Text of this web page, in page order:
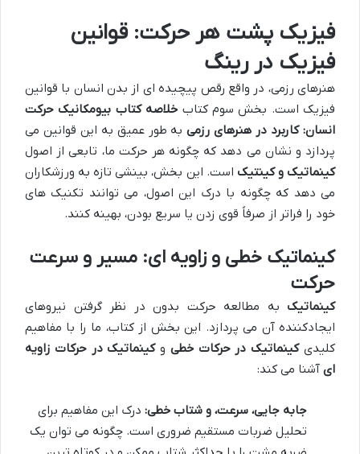
فیزیک پشت هر حرکت: قوانین
فیزیک در رینگ
هنرهای رزمی، در واقع رقص پیچیده ای از بدن انسان با قوانین
فیزیک است. بخش سوم کتاب خلاصه کتاب بیومکانیک حرکت
انسان: کاربرد در هنرهای رزمیبه طور عمیق به این قوانین می
پردازد و نشان می دهد که چگونه هر حرکت ما، تابعی از اصول
کینماتیک و کینتیک است. این بخش، بینشی تازه به ورزشکاران
می دهد که چگونه با درک این اصول، می توانند تکنیک های
خود را فراتر از صرفاً قوی زدن یا سریع بودن، بهینه کنند.
کینماتیک خطی و زاویه ای: مسیر و سرعت
حرکت
کینماتیک به مطالعه حرکت بدون در نظر گرفتن نیروهای
ایجادکننده آن می پردازد. این بخش از کتاب، ما را با مفاهیم
کلیدیکینماتیک در حرکات خطی وکینماتیک در حرکات زاویه
ای آشنا می کند:
جابه جایی، سرعت، و شتاب خطی: درک این مفاهیم برای
تحلیل ضربات مستقیم ضروری است. چگونه می توان یک